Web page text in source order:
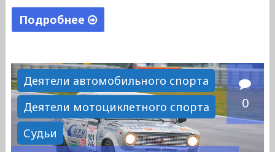
Подробнее
Сергеевич"
Деятели автомобильного спорта
Деятели мотоциклетного спорта
Судьи
0